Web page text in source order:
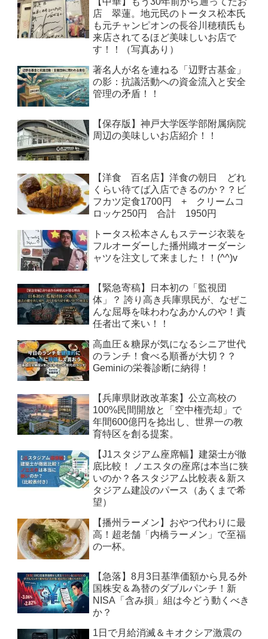
店 翠蓮。地元民のトータス松本氏
も元チャンピオンの長谷川穂積氏も
来店されてるほど美味しいお店で
す！！（写真あり）
著名人が名を連ねる「辺野古基金」
の影：抗議活動への資金流入と安全
管理の矛盾！！
【保存版】神戸大学医学部附属病院
周辺の美味しいお店紹介！！
【洋食 百名店】洋食の朝日 どれ
くらい待てば入店できるのか？？ビ
フカツ定食1700円 + クリームコ
ロッケ250円 合計 1950円
トータス松本さんもステージ衣装を
フルオーダーした播州織オーダーシ
ャツを注文して来ました！！(^^)v
【緊急寄稿】日本初の「監視団
体」？ 誇り高き兵庫県民が、なぜこ
んな屈辱を味わわなあかんのや！責
任者出て来い！！
高血圧＆糖尿が気になるシニア世代
のランチ！食べる順番が大切？？
Geminiの栄養診断に納得！
【兵庫県財政改革案】公立高校の
100%民間開放と「空中権売却」で
年間600億円を捻出し、世界一の教
育特区を創る提案。
【J1スタジアム座席幅】建築士が徹
底比較！ ノエスタの座席は本当に狭
いのか？各スタジアム比較表＆新ス
タジアム建設のパース（あくまで希
望）
【播州ラーメン】おやつ代わりに最
高！超老舗「内橋ラーメン」で至福
の一杯。
【急落】8月3日基準価額から見る外
国株安＆為替のダブルパンチ！新
NISA「含み損」組は今どう動くべき
か？
1日で月給消滅＆キオクシア激震の